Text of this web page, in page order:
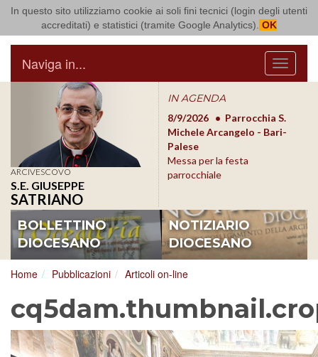
In questo sito utilizziamo cookie ai soli fini tecnici (login degli utenti
accreditati) e statistici (tramite Google Analytics). OK
Arcidiocesi di Bari Bitonto
Menu
Naviga in...
ARCIVESCOVO
S.E. GIUSEPPE
SATRIANO
IN AGENDA
8/17/2026
Conversano
Conferenza Episcopale
Pugliese
8/9/2026
Parrocchia S.
Michele Arcangelo - Bari-
Palese
Messa per la festa
parrocchiale
BOLLETTINO
DIOCESANO
NOTIZIARIO
DIOCESANO
Home Pubblicazioni Articoli on-line